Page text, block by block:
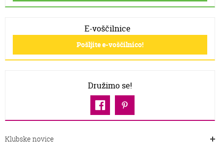
E-voščilnice
Pošljite e-voščilnico!
Družimo se!
Klubske novice